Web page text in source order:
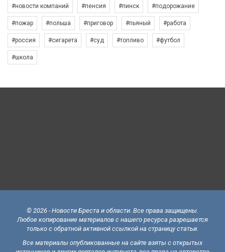
#новости компаний #пенсия #пинск #подорожание
#пожар #польша #приговор #пьяный #работа
#россия #сигарета #суд #топливо #футбол
#школа
© 2026 - Новости Бреста и области. Все права защищены.
Любое копирование материалов с нашего ресурса разрешается
только с обратной активной ссылкой на страницу статьи.
Все материалы опубликованные на сайте взяты с открытых